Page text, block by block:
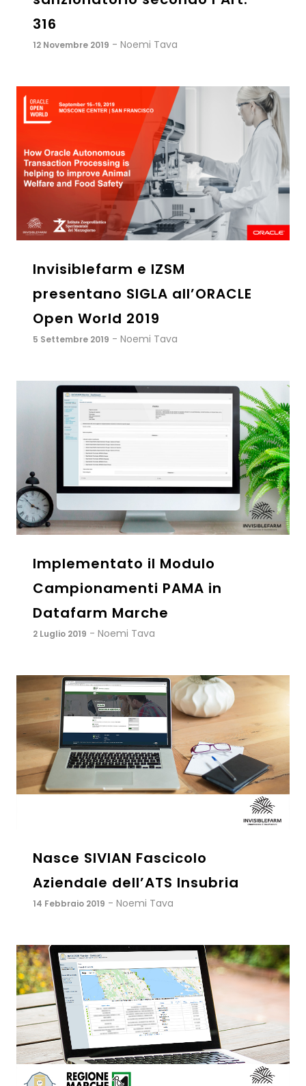
316
12 Novembre 2019 - Noemi Tava
Invisiblefarm e IZSM
presentano SIGLA all’ORACLE
Open World 2019
5 Settembre 2019 - Noemi Tava
Implementato il Modulo
Campionamenti PAMA in
Datafarm Marche
2 Luglio 2019 - Noemi Tava
Nasce SIVIAN Fascicolo
Aziendale dell’ATS Insubria
14 Febbraio 2019 - Noemi Tava